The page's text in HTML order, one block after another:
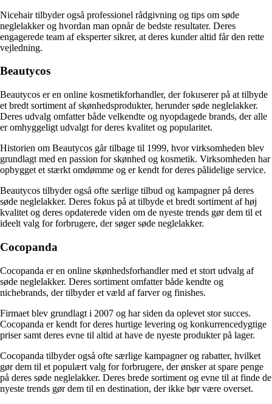
Nicehair tilbyder også professionel rådgivning og tips om søde
neglelakker og hvordan man opnår de bedste resultater. Deres
engagerede team af eksperter sikrer, at deres kunder altid får den rette
vejledning.
Beautycos
Beautycos er en online kosmetikforhandler, der fokuserer på at tilbyde
et bredt sortiment af skønhedsprodukter, herunder søde neglelakker.
Deres udvalg omfatter både velkendte og nyopdagede brands, der alle
er omhyggeligt udvalgt for deres kvalitet og popularitet.
Historien om Beautycos går tilbage til 1999, hvor virksomheden blev
grundlagt med en passion for skønhed og kosmetik. Virksomheden har
opbygget et stærkt omdømme og er kendt for deres pålidelige service.
Beautycos tilbyder også ofte særlige tilbud og kampagner på deres
søde neglelakker. Deres fokus på at tilbyde et bredt sortiment af høj
kvalitet og deres opdaterede viden om de nyeste trends gør dem til et
ideelt valg for forbrugere, der søger søde neglelakker.
Cocopanda
Cocopanda er en online skønhedsforhandler med et stort udvalg af
søde neglelakker. Deres sortiment omfatter både kendte og
nichebrands, der tilbyder et væld af farver og finishes.
Firmaet blev grundlagt i 2007 og har siden da oplevet stor succes.
Cocopanda er kendt for deres hurtige levering og konkurrencedygtige
priser samt deres evne til altid at have de nyeste produkter på lager.
Cocopanda tilbyder også ofte særlige kampagner og rabatter, hvilket
gør dem til et populært valg for forbrugere, der ønsker at spare penge
på deres søde neglelakker. Deres brede sortiment og evne til at finde de
nyeste trends gør dem til en destination, der ikke bør være overset.